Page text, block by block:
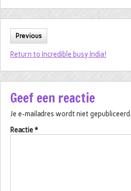
Previous
Return to Incredible busy India!
Geef een reactie
Je e-mailadres wordt niet gepubliceerd.
Reactie*